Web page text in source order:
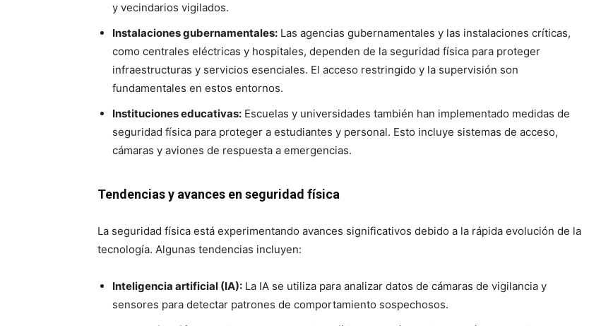
y vecindarios vigilados.
Instalaciones gubernamentales: Las agencias gubernamentales y las instalaciones críticas,
como centrales eléctricas y hospitales, dependen de la seguridad física para proteger
infraestructuras y servicios esenciales. El acceso restringido y la supervisión son
fundamentales en estos entornos.
Instituciones educativas: Escuelas y universidades también han implementado medidas de
seguridad física para proteger a estudiantes y personal. Esto incluye sistemas de acceso,
cámaras y aviones de respuesta a emergencias.
Tendencias y avances en seguridad física
La seguridad física está experimentando avances significativos debido a la rápida evolución de la
tecnología. Algunas tendencias incluyen:
Inteligencia artificial (IA): La IA se utiliza para analizar datos de cámaras de vigilancia y
sensores para detectar patrones de comportamiento sospechosos.